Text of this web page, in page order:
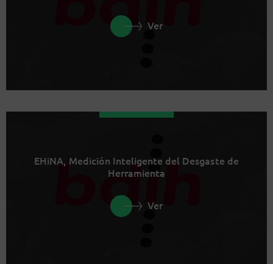
Ver
EHiNA, Medición Inteligente del Desgaste de
Herramienta
Ver